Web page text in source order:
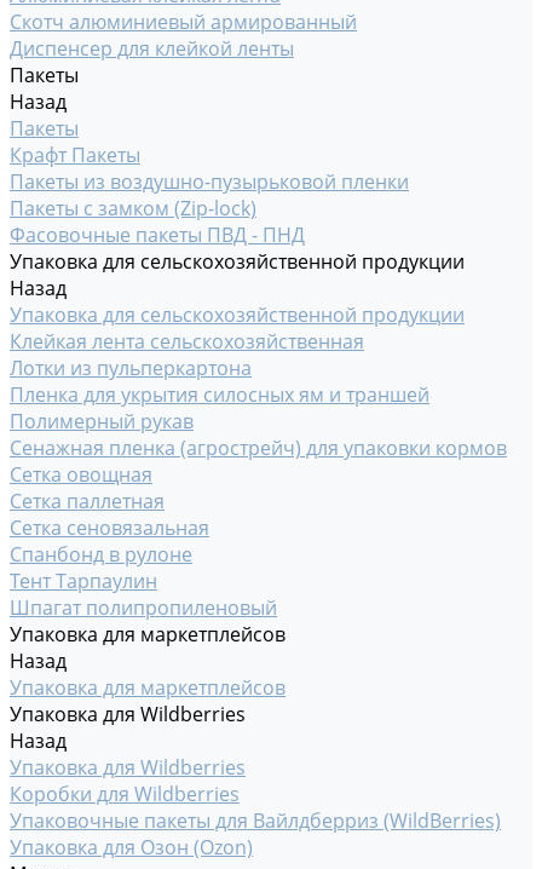
Скотч алюминиевый армированный
Диспенсер для клейкой ленты
Пакеты
Назад
Пакеты
Крафт Пакеты
Пакеты из воздушно-пузырьковой пленки
Пакеты с замком (Zip-lock)
Фасовочные пакеты ПВД - ПНД
Упаковка для сельскохозяйственной продукции
Назад
Упаковка для сельскохозяйственной продукции
Клейкая лента сельскохозяйственная
Лотки из пульперкартона
Пленка для укрытия силосных ям и траншей
Полимерный рукав
Сенажная пленка (агрострейч) для упаковки кормов
Сетка овощная
Сетка паллетная
Сетка сеновязальная
Спанбонд в рулоне
Тент Тарпаулин
Шпагат полипропиленовый
Упаковка для маркетплейсов
Назад
Упаковка для маркетплейсов
Упаковка для Wildberries
Назад
Упаковка для Wildberries
Коробки для Wildberries
Упаковочные пакеты для Вайлдберриз (WildBerries)
Упаковка для Озон (Ozon)